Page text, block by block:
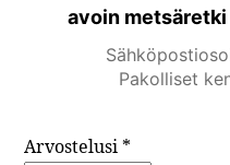
avoin metsäretki
Pakolliset
Arvostelusi *